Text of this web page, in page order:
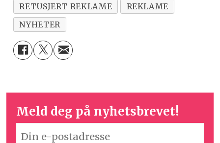
RETUSJERT REKLAME
REKLAME
NYHETER
Meld deg på nyhetsbrevet!